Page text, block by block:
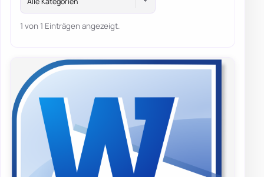
1 von 1 Einträgen angezeigt.